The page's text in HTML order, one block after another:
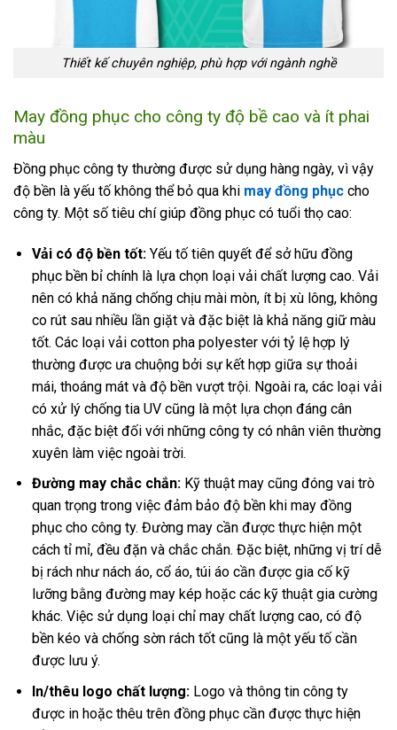
Thiết kế chuyên nghiệp, phù hợp với ngành nghề
May đồng phục cho công ty độ bề cao và ít phai
màu
Đồng phục công ty thường được sử dụng hàng ngày, vì vậy
độ bền là yếu tố không thể bỏ qua khi may đồng phục cho
công ty. Một số tiêu chí giúp đồng phục có tuổi thọ cao:
Vải có độ bền tốt: Yếu tố tiên quyết để sở hữu đồng
phục bền bỉ chính là lựa chọn loại vải chất lượng cao. Vải
nên có khả năng chống chịu mài mòn, ít bị xù lông, không
co rút sau nhiều lần giặt và đặc biệt là khả năng giữ màu
tốt. Các loại vải cotton pha polyester với tỷ lệ hợp lý
thường được ưa chuộng bởi sự kết hợp giữa sự thoải
mái, thoáng mát và độ bền vượt trội. Ngoài ra, các loại vải
có xử lý chống tia UV cũng là một lựa chọn đáng cân
nhắc, đặc biệt đối với những công ty có nhân viên thường
xuyên làm việc ngoài trời.
Đường may chắc chắn: Kỹ thuật may cũng đóng vai trò
quan trọng trong việc đảm bảo độ bền khi may đồng
phục cho công ty. Đường may cần được thực hiện một
cách tỉ mỉ, đều đặn và chắc chắn. Đặc biệt, những vị trí dễ
bị rách như nách áo, cổ áo, túi áo cần được gia cố kỹ
lưỡng bằng đường may kép hoặc các kỹ thuật gia cường
khác. Việc sử dụng loại chỉ may chất lượng cao, có độ
bền kéo và chống sờn rách tốt cũng là một yếu tố cần
được lưu ý.
In/thêu logo chất lượng: Logo và thông tin công ty
được in hoặc thêu trên đồng phục cần được thực hiện